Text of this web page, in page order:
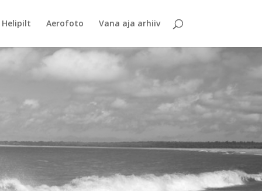
Helipilt Aerofoto Vana aja arhiiv